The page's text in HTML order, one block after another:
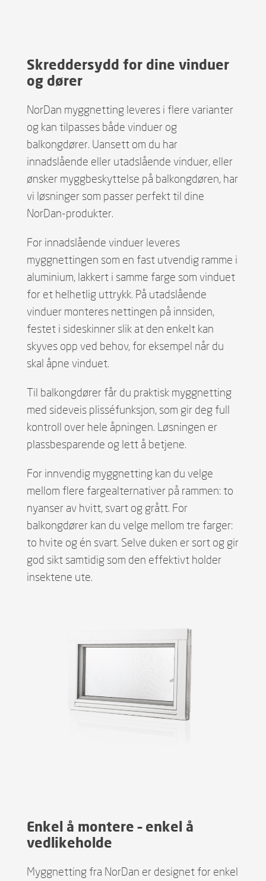
Skreddersydd for dine vinduer
og dører
NorDan myggnetting leveres i flere varianter
og kan tilpasses både vinduer og
balkongdører. Uansett om du har
innadslående eller utadslående vinduer, eller
ønsker myggbeskyttelse på balkongdøren, har
vi løsninger som passer perfekt til dine
NorDan-produkter.
For innadslående vinduer leveres
myggnettingen som en fast utvendig ramme i
aluminium, lakkert i samme farge som vinduet
for et helhetlig uttrykk. På utadslående
vinduer monteres nettingen på innsiden,
festet i sideskinner slik at den enkelt kan
skyves opp ved behov, for eksempel når du
skal åpne vinduet.
Til balkongdører får du praktisk myggnetting
med sideveis plisséfunksjon, som gir deg full
kontroll over hele åpningen. Løsningen er
plassbesparende og lett å betjene.
For innvendig myggnetting kan du velge
mellom flere fargealternativer på rammen: to
nyanser av hvitt, svart og grått. For
balkongdører kan du velge mellom tre farger:
to hvite og én svart. Selve duken er sort og gir
god sikt samtidig som den effektivt holder
insektene ute.
Enkel å montere – enkel å
vedlikeholde
Myggnetting fra NorDan er designet for enkel